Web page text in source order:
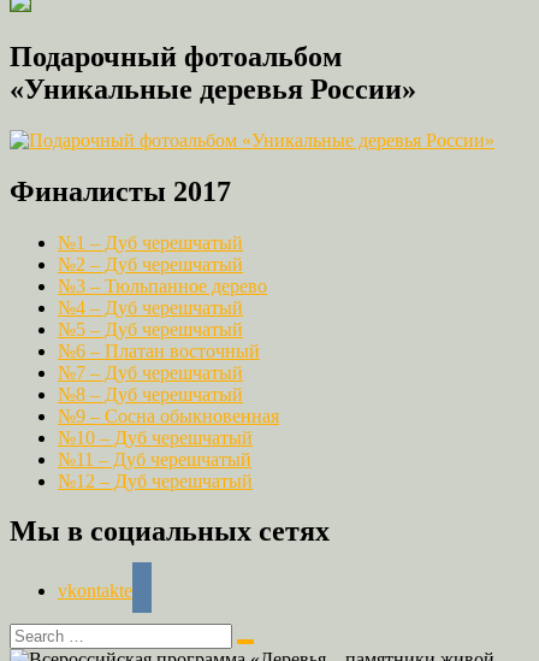
Подарочный фотоальбом
«Уникальные деревья России»
Финалисты 2017
№1 – Дуб черешчатый
№2 – Дуб черешчатый
№3 – Тюльпанное дерево
№4 – Дуб черешчатый
№5 – Дуб черешчатый
№6 – Платан восточный
№7 – Дуб черешчатый
№8 – Дуб черешчатый
№9 – Сосна обыкновенная
№10 – Дуб черешчатый
№11 – Дуб черешчатый
№12 – Дуб черешчатый
Мы в социальных сетях
vkontakte